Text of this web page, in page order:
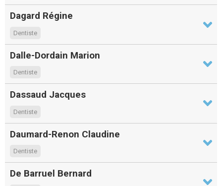
Dagard Régine
Dentiste
Dalle-Dordain Marion
Dentiste
Dassaud Jacques
Dentiste
Daumard-Renon Claudine
Dentiste
De Barruel Bernard